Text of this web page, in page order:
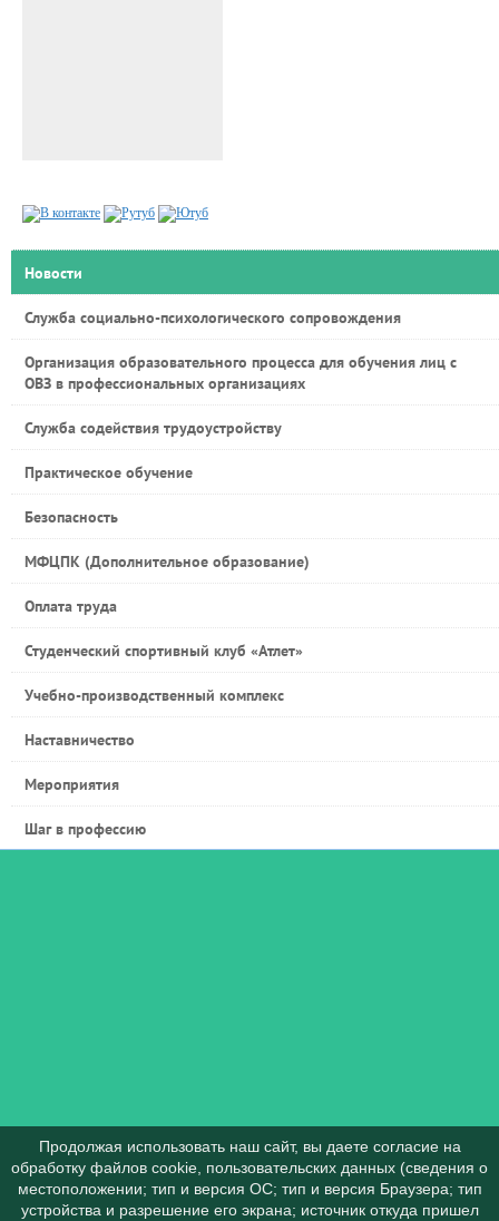
Новости
Служба социально-психологического сопровождения
Организация образовательного процесса для обучения лиц с
ОВЗ в профессиональных организациях
Служба содействия трудоустройству
Практическое обучение
Безопасность
МФЦПК (Дополнительное образование)
Оплата труда
Студенческий спортивный клуб «Атлет»
Учебно-производственный комплекс
Наставничество
Мероприятия
Шаг в профессию
Продолжая использовать наш сайт, вы даете согласие на
обработку файлов cookie, пользовательских данных (сведения о
местоположении; тип и версия ОС; тип и версия Браузера; тип
устройства и разрешение его экрана; источник откуда пришел